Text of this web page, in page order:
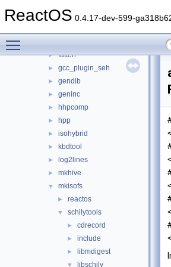
ReactOS 0.4.17-dev-599-
► asmpp
► fatten
► gcc_plugin_seh
► gendib
► geninc
► hhpcomp
► hpp
► isohybrid
► kbdtool
► log2lines
► mkhive
▼ mkisofs
► reactos
▼ schilytools
► cdrecord
► include
► libmdigest
▼ libschily